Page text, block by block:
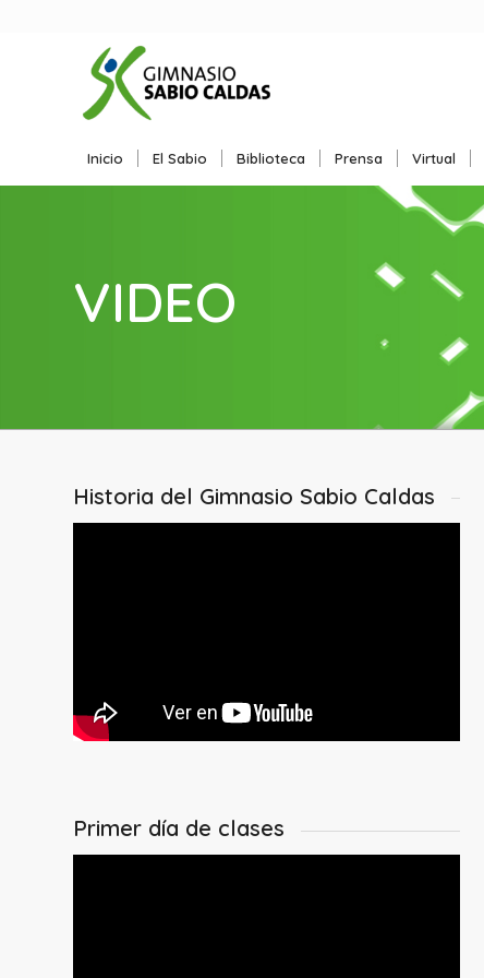
Inicio El Sabio Biblioteca Prensa Virtual
VIDEO
Historia del Gimnasio Sabio Caldas
Primer día de clases